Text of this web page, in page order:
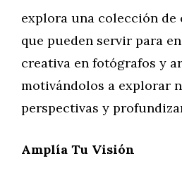
explora una colección
que pueden servir para
creativa en fotógrafos y
motivándolos a explorar
perspectivas y
Amplía Tu Visión